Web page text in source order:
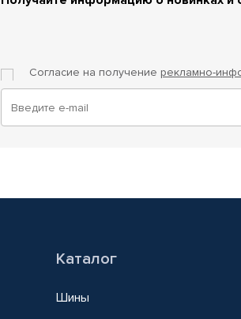
Согласие на получение рекламно-
Каталог
Шины